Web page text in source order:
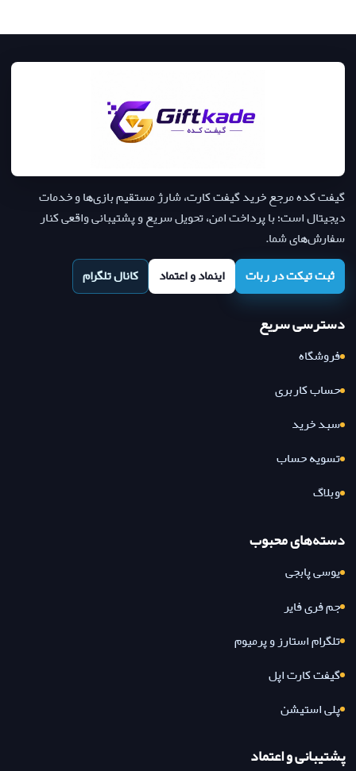
گیفت کده مرجع خرید گیفت کارت، شارژ مستقیم بازی‌ها و خدمات
دیجیتال است؛ با پرداخت امن، تحویل سریع و پشتیبانی واقعی کنار
سفارش‌های شما.
ثبت تیکت در ربات
اینماد و اعتماد کانال تلگرام
دسترسی سریع
فروشگاه
حساب کاربری
سبد خرید
تسویه حساب
وبلاگ
دسته‌های محبوب
یوسی پابجی
جم فری فایر
تلگرام استارز و پرمیوم
گیفت کارت اپل
پلی استیشن
پشتیبانی و اعتماد